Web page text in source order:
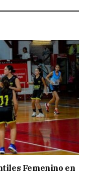
Femenino en